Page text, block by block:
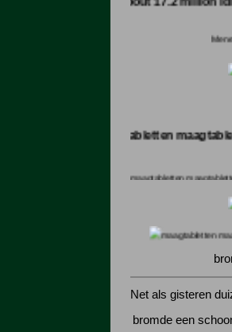
Meneer
maagtabletten maagtabletten
maagtabletten
Net als gisteren
bromde een